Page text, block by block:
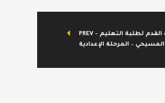
PREV - اختتام دوري الرجاء لكرة القدم لطلبة التعليم
المسيحي – المرحلة الإعدادية